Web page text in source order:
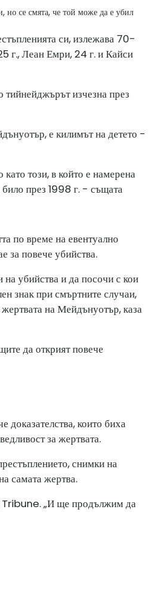
но се смята, че той може да е убил
си, излежава 70-
г., Леан Емри, 24 г. и Кайси
изчезна през
е килимът на детето -
този, в който е намерена
било през 1998 г. - същата
по време на евентуално
за повече убийства.
убийства и да посочи с кои
знак при смъртните случаи,
на Мейдънуотър, каза
да открият повече
доказателства, които биха
за жертвата.
снимки на
самата жертва.
Tribune. „И ще продължим да